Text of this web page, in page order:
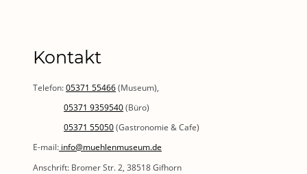
Kontakt
Telefon:05371 55466(Museum),
05371 9359540(Büro)
05371 55050(Gastronomie & Cafe)
E-mail: info@muehlenmuseum.de
Anschrift: Bromer Str. 2, 38518 Gifhorn